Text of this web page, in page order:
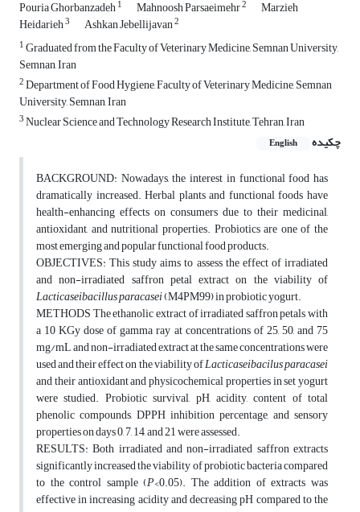
Pouria Ghorbanzadeh1 Mahnoosh Parsaeimehr2 Marzieh
Heidarieh3 Ashkan Jebellijavan2
1Graduated from the Faculty of Veterinary Medicine, Semnan University,
Semnan, Iran
2Department of Food Hygiene, Faculty of Veterinary Medicine, Semnan
University, Semnan, Iran
3Nuclear Science and Technology Research Institute, Tehran, Iran
چکیده
English
BACKGROUND: Nowadays, the interest in functional food has
dramatically increased. Herbal plants and functional foods have
health-enhancing effects on consumers due to their medicinal,
antioxidant, and nutritional properties. Probiotics are one of the
most emerging and popular functional food products.
OBJECTIVES: This study aims to assess the effect of irradiated
and non-irradiated saffron petal extract on the viability of
Lacticaseibacillus paracasei(M4PM99) in probiotic yogurt.
METHODS The ethanolic extract of irradiated saffron petals with
a 10 KGy dose of gamma ray at concentrations of 25, 50, and 75
mg/mL and non-irradiated extract at the same concentrations were
used and their effect on the viability ofLacticaseibacilus paracasei
and their antioxidant and physicochemical properties in set yogurt
were studied. Probiotic survival, pH, acidity, content of total
phenolic compounds, DPPH inhibition percentage, and sensory
properties on days 0, 7, 14, and 21 were assessed.
RESULTS: Both irradiated and non-irradiated saffron extracts
significantly increased the viability of probiotic bacteria compared
to the control sample (P<0.05). The addition of extracts was
effective in increasing acidity and decreasing pH compared to the